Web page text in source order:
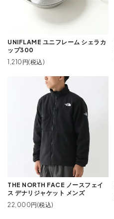
UNIFLAME ユニフレーム シェラカ
ップ300
1,210円(税込)
THE NORTH FACE ノースフェイ
ス デナリジャケット メンズ
22,000円(税込)